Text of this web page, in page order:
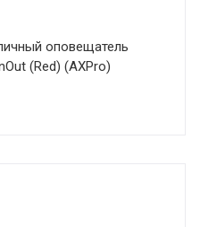
оповещатель
(Red) (AXPro)